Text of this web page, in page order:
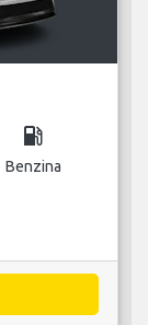
local_gas_station
Benzina